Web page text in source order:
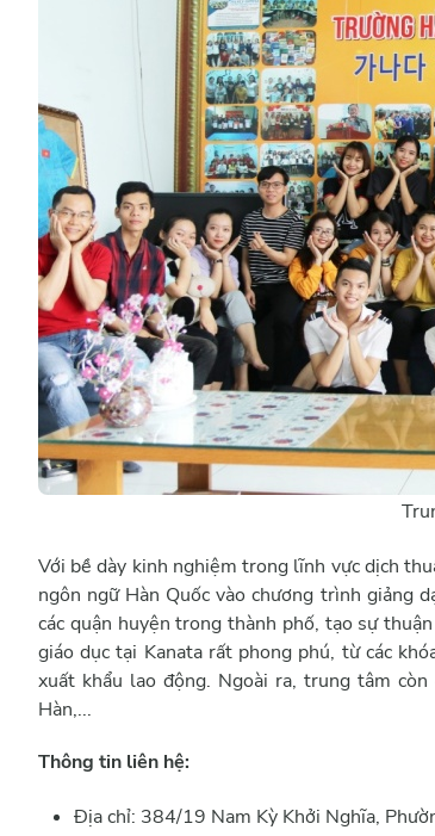
Với bề dày kinh nghiệm trong lĩnh vực dịch
ngôn ngữ Hàn Quốc vào chương trình giảng
các quận huyện trong thành phố, tạo sự
giáo dục tại Kanata rất phong phú, từ các
xuất khẩu lao động. Ngoài ra, trung tâm
Hàn,...
Thông tin liên hệ:
Địa chỉ: 384/19 Nam Kỳ Khởi Nghĩa,